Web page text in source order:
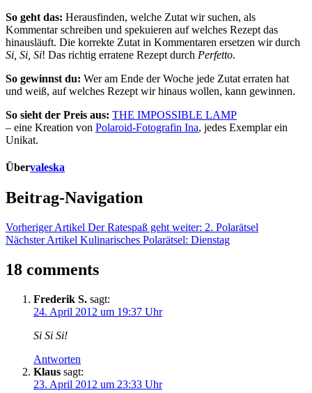
So geht das: Herausfinden, welche Zutat wir suchen, als
Kommentar schreiben und spekuieren auf welches Rezept das
hinausläuft. Die korrekte Zutat in Kommentaren ersetzen wir durch
Si, Si, Si! Das richtig erratene Rezept durch Perfetto.
So gewinnst du: Wer am Ende der Woche jede Zutat erraten hat
und weiß, auf welches Rezept wir hinaus wollen, kann gewinnen.
So sieht der Preis aus: THE IMPOSSIBLE LAMP
– eine Kreation von Polaroid-Fotografin Ina, jedes Exemplar ein
Unikat.
Übervaleska
Beitrag-Navigation
Vorheriger Artikel Der Ratespaß geht weiter: 2. Polarätsel
Nächster Artikel Kulinarisches Polarätsel: Dienstag
18 comments
Frederik S. sagt:
24. April 2012 um 19:37 Uhr
Si Si Si!
Antworten
Klaus sagt:
23. April 2012 um 23:33 Uhr